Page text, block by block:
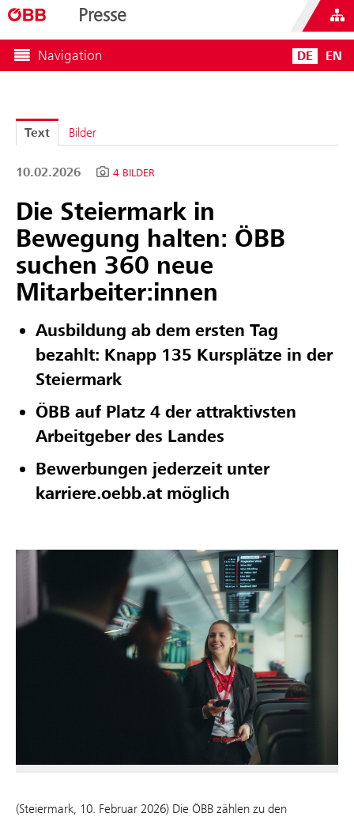
Presse
Navigation DE EN
Text Bilder
10.02.2026 4 BILDER
Die Steiermark in
Bewegung halten: ÖBB
suchen 360 neue
Mitarbeiter:innen
Ausbildung ab dem ersten Tag
bezahlt: Knapp 135 Kursplätze in der
Steiermark
ÖBB auf Platz 4 der attraktivsten
Arbeitgeber des Landes
Bewerbungen jederzeit unter
karriere.oebb.at möglich
(Steiermark, 10. Februar 2026) Die ÖBB zählen zu den